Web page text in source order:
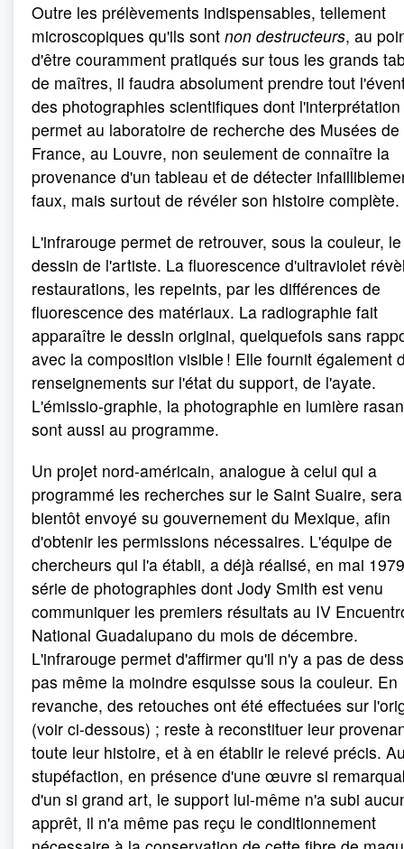
Outre les prélèvements indispensables, tellement
microscopiques qu'ils sont non destructeurs, au
d'être couramment pratiqués sur tous les grands
de maîtres, il faudra absolument prendre tout
des photographies scientifiques dont l'interprétation
permet au laboratoire de recherche des Musées de
France, au Louvre, non seulement de connaître la
provenance d'un tableau et de détecter
faux, mais surtout de révéler son histoire complète.
L'infrarouge permet de retrouver, sous la couleur, le
dessin de l'artiste. La fluorescence d'ultraviolet
restaurations, les repeints, par les différences de
fluorescence des matériaux. La radiographie fait
apparaître le dessin original, quelquefois sans
avec la composition visible ! Elle fournit également
renseignements sur l'état du support, de l'ayate.
L'émissio-graphie, la photographie en lumière
sont aussi au programme.
Un projet nord-américain, analogue à celui qui a
programmé les recherches sur le Saint Suaire, sera
bientôt envoyé su gouvernement du Mexique, afin
d'obtenir les permissions nécessaires. L'équipe de
chercheurs qui l'a établi, a déjà réalisé, en mai
série de photographies dont Jody Smith est venu
communiquer les premiers résultats au IV
National Guadalupano du mois de décembre.
L'infrarouge permet d'affirmer qu'il n'y a pas de
pas même la moindre esquisse sous la couleur. En
revanche, des retouches ont été effectuées sur
(voir ci-dessous) ; reste à reconstituer leur
toute leur histoire, et à en établir le relevé précis.
stupéfaction, en présence d'une œuvre si
d'un si grand art, le support lui-même n'a subi
apprêt, il n'a même pas reçu le conditionnement